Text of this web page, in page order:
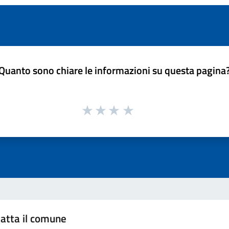
sono chiare le informazioni su questa
il comune